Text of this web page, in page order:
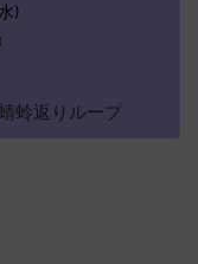
)
蛉返りループ